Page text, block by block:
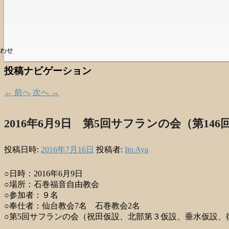
せ
投稿ナビゲーション
← 前へ 次へ →
2016年6月9日 第5回サフランの会（第146回
投稿日時: 2016年7月16日 投稿者: Ito Aya
○日時：2016年6月9日
○場所：石巻福音自由教会
○参加者：９名
○奉仕者：仙台教会7名 石巻教会2名
○第5回サフランの会（祝田仮設、北部第３仮設、垂水仮設、